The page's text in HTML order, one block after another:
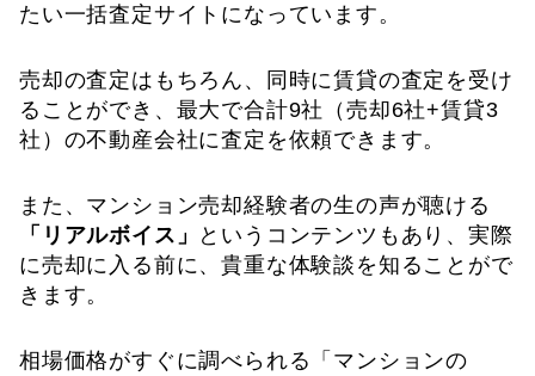
たい一括査定サイトになっています。
売却の査定はもちろん、同時に賃貸の査定を受け
ることができ、最大で合計9社（売却6社+賃貸3
社）の不動産会社に査定を依頼できます。
また、マンション売却経験者の生の声が聴ける
「リアルボイス」
というコンテンツもあり、実際
に売却に入る前に、貴重な体験談を知ることがで
きます。
相場価格がすぐに調べられる「マンションの